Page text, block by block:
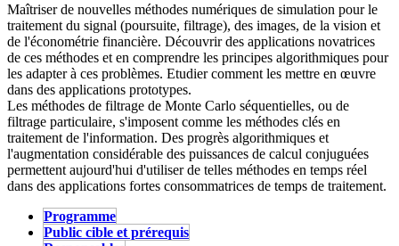
Maîtriser de nouvelles méthodes numériques de simulation pour le
traitement du signal (poursuite, filtrage), des images, de la vision et
de l'économétrie financière. Découvrir des applications novatrices
de ces méthodes et en comprendre les principes algorithmiques pour
les adapter à ces problèmes. Etudier comment les mettre en œuvre
dans des applications prototypes.
Les méthodes de filtrage de Monte Carlo séquentielles, ou de
filtrage particulaire, s'imposent comme les méthodes clés en
traitement de l'information. Des progrès algorithmiques et
l'augmentation considérable des puissances de calcul conjuguées
permettent aujourd'hui d'utiliser de telles méthodes en temps réel
dans des applications fortes consommatrices de temps de traitement.
Stage
Programme
Public cible et prérequis